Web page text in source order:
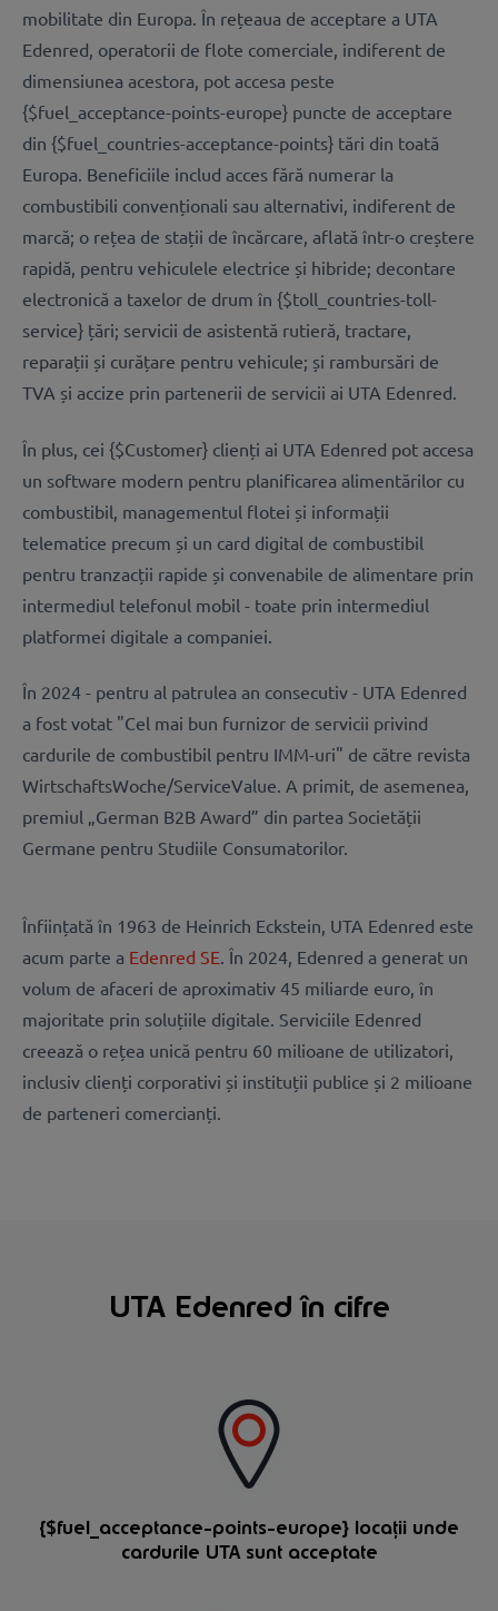
mobilitate din Europa. În rețeaua de acceptare a UTA
Edenred, operatorii de flote comerciale, indiferent de
dimensiunea acestora, pot accesa peste
{$fuel_acceptance-points-europe} puncte de acceptare
din {$fuel_countries-acceptance-points} tări din toată
Europa. Beneficiile includ acces fără numerar la
combustibili convenționali sau alternativi, indiferent de
marcă; o rețea de stații de încărcare, aflată într-o creștere
rapidă, pentru vehiculele electrice și hibride; decontare
electronică a taxelor de drum în {$toll_countries-toll-
service} țări; servicii de asistentă rutieră, tractare,
reparații și curățare pentru vehicule; și rambursări de
TVA și accize prin partenerii de servicii ai UTA Edenred.
În plus, cei {$Customer} clienți ai UTA Edenred pot accesa
un software modern pentru planificarea alimentărilor cu
combustibil, managementul flotei și informații
telematice precum și un card digital de combustibil
pentru tranzacții rapide și convenabile de alimentare prin
intermediul telefonul mobil - toate prin intermediul
platformei digitale a companiei.
În 2024 - pentru al patrulea an consecutiv - UTA Edenred
a fost votat "Cel mai bun furnizor de servicii privind
cardurile de combustibil pentru IMM-uri" de către revista
WirtschaftsWoche/ServiceValue. A primit, de asemenea,
premiul „German B2B Award” din partea Societății
Germane pentru Studiile Consumatorilor.
Înființată în 1963 de Heinrich Eckstein, UTA Edenred este
acum parte a Edenred SE. În 2024, Edenred a generat un
volum de afaceri de aproximativ 45 miliarde euro, în
majoritate prin soluțiile digitale. Serviciile Edenred
creează o rețea unică pentru 60 milioane de utilizatori,
inclusiv clienți corporativi și instituții publice și 2 milioane
de parteneri comercianți.
UTA Edenred în cifre
{$fuel_acceptance-points-europe} locații unde
cardurile UTA sunt acceptate